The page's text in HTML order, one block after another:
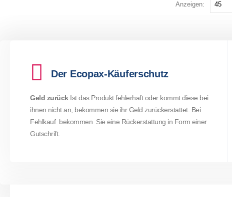
Anzeigen:
Der Ecopax-Käuferschutz
Geld zurückIst das Produkt fehlerhaft oder kommt diese bei
ihnen nicht an, bekommen sie ihr Geld zurückerstattet. Bei
Fehlkauf bekommen Sie eine Rückerstattung in Form einer
Gutschrift.